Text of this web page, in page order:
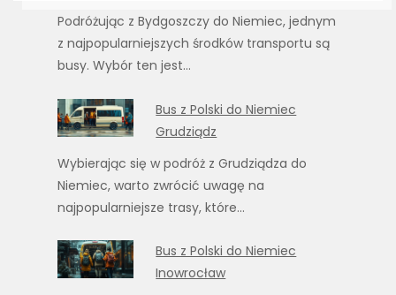
Podróżując z Bydgoszczy do Niemiec, jednym
z najpopularniejszych środków transportu są
busy. Wybór ten jest…
Bus z Polski do Niemiec
Grudziądz
Wybierając się w podróż z Grudziądza do
Niemiec, warto zwrócić uwagę na
najpopularniejsze trasy, które…
Bus z Polski do Niemiec
Inowrocław